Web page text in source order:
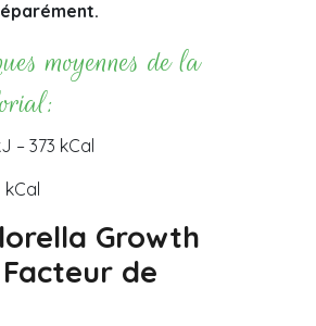
moyennes de la
– 373 kCal
kCal
Growth
de